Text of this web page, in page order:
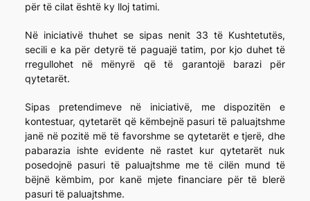
për të cilat është ky lloj tatimi.
Në iniciativë thuhet se sipas nenit 33 të Kushtetutës,
secili e ka për detyrë të paguajë tatim, por kjo duhet të
rregullohet në mënyrë që të garantojë barazi për
qytetarët.
Sipas pretendimeve në iniciativë, me dispozitën e
kontestuar, qytetarët që këmbejnë pasuri të paluajtshme
janë në pozitë më të favorshme se qytetarët e tjerë, dhe
pabarazia ishte evidente në rastet kur qytetarët nuk
posedojnë pasuri të paluajtshme me të cilën mund të
bëjnë këmbim, por kanë mjete financiare për të blerë
pasuri të paluajtshme.